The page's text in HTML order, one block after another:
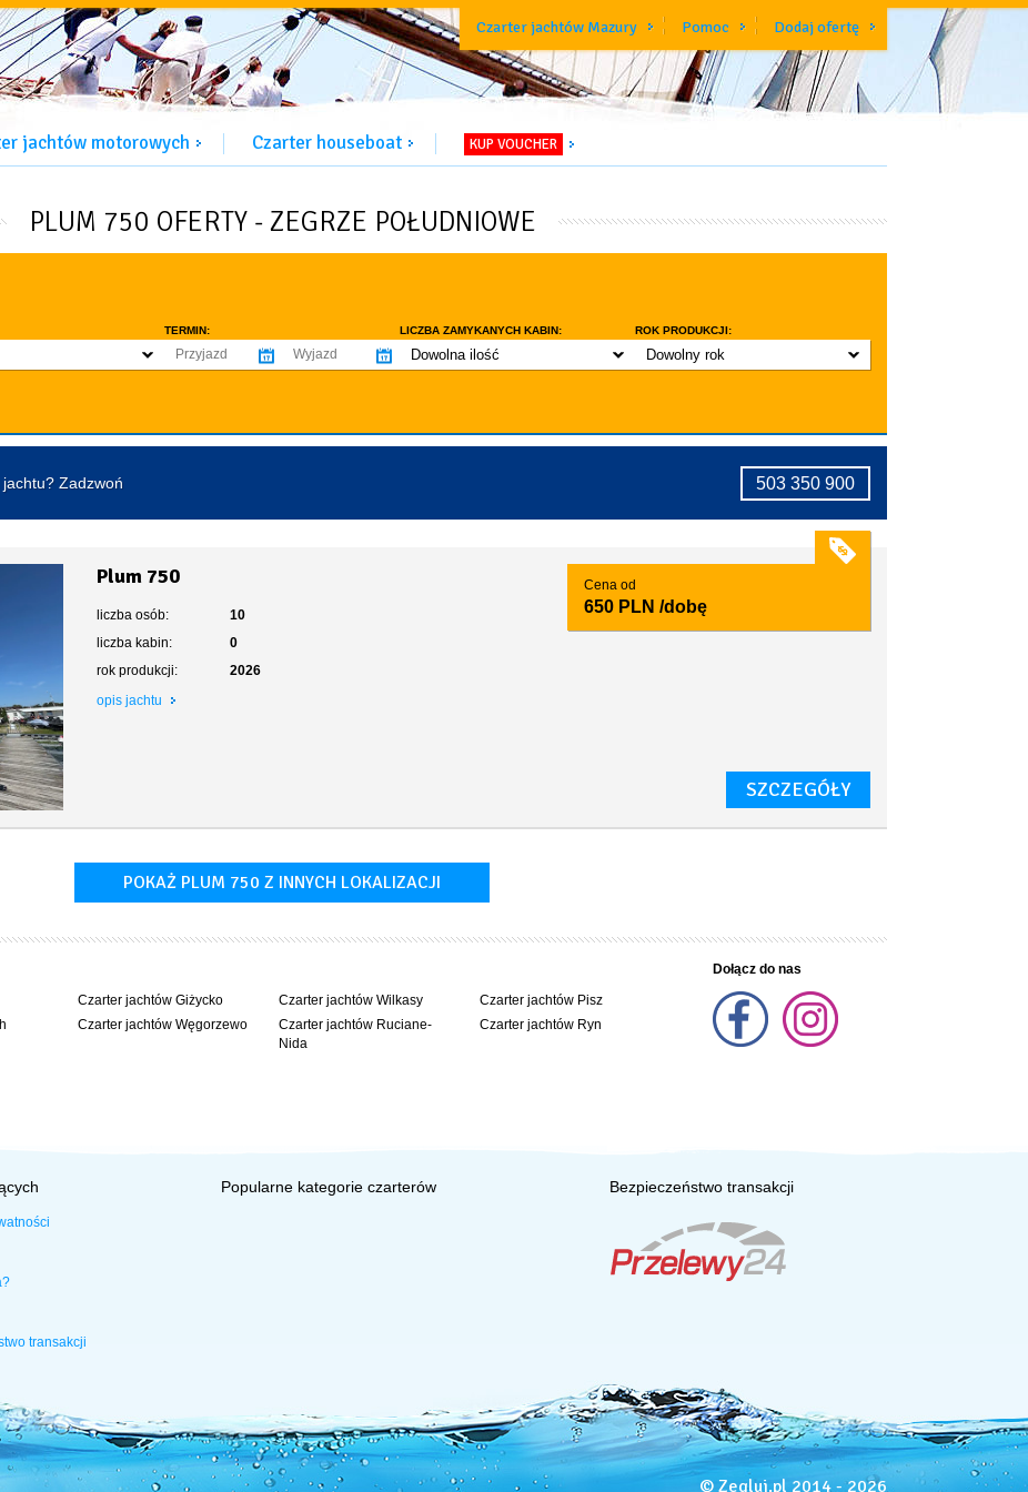
Czarter jachtów Mazury Pomoc Dodaj ofertę
jachtów motorowych Czarter houseboat KUP VOUCHER
PLUM 750 OFERTY - ZEGRZE POŁUDNIOWE
TERMIN: LICZBA ZAMYKANYCH KABIN:
Dowolna ilość
co najmniej 3
ROK PRODUKCJI:
Dowolny rok
do 10 lat
patentu / licencji
Lodówka
Flybridge
Zadzwoń 503 350 900
Plum 750
liczba osób:
10
liczba kabin:
0
rok produkcji:
2026
opis jachtu
Cena od
650 PLN /dobę
SZCZEGÓŁY
POKAŻ PLUM 750 Z INNYCH LOKALIZACJI
Czarter jachtów Giżycko
Czarter jachtów Węgorzewo
Czarter jachtów Wilkasy
Czarter jachtów Ruciane-
Nida
Czarter jachtów Pisz
Czarter jachtów Ryn
Dołącz do nas
transakcji
Popularne kategorie czarterów Bezpieczeństwo transakcji
© Zegluj.pl 2014 - 2026